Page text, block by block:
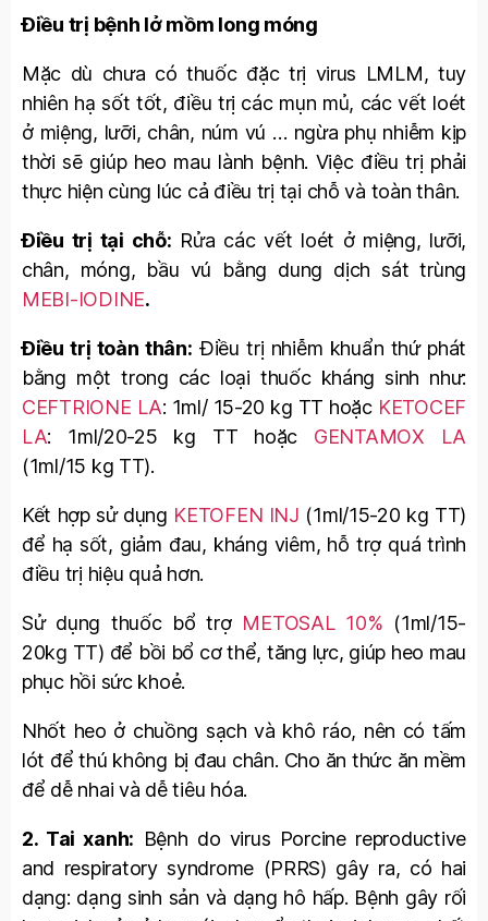
Điều trị bệnh lở mồm long móng
Mặc dù chưa có thuốc đặc trị virus LMLM, tuy
nhiên hạ sốt tốt, điều trị các mụn mủ, các vết loét
ở miệng, lưỡi, chân, núm vú … ngừa phụ nhiễm kịp
thời sẽ giúp heo mau lành bệnh. Việc điều trị phải
thực hiện cùng lúc cả điều trị tại chỗ và toàn thân.
Điều trị tại chỗ: Rửa các vết loét ở miệng, lưỡi,
chân, móng, bầu vú bằng dung dịch sát trùng
MEBI-IODINE.
Điều trị toàn thân: Điều trị nhiễm khuẩn thứ phát
bằng một trong các loại thuốc kháng sinh như:
CEFTRIONE LA: 1ml/ 15-20 kg TT hoặc KETOCEF
LA: 1ml/20-25 kg TT hoặc GENTAMOX LA
(1ml/15 kg TT).
Kết hợp sử dụng KETOFEN INJ (1ml/15-20 kg TT)
để hạ sốt, giảm đau, kháng viêm, hỗ trợ quá trình
điều trị hiệu quả hơn.
Sử dụng thuốc bổ trợ METOSAL 10% (1ml/15-
20kg TT) để bồi bổ cơ thể, tăng lực, giúp heo mau
phục hồi sức khoẻ.
Nhốt heo ở chuồng sạch và khô ráo, nên có tấm
lót để thú không bị đau chân. Cho ăn thức ăn mềm
để dễ nhai và dễ tiêu hóa.
2. Tai xanh: Bệnh do virus Porcine reproductive
and respiratory syndrome (PRRS) gây ra, có hai
dạng: dạng sinh sản và dạng hô hấp. Bệnh gây rối